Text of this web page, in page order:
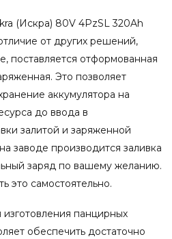
(Искра) 80V 4PzSL 320Ah
от других решений,
поставляется отформованная
Это позволяет
аккумулятора на
до ввода в
залитой и заряженной
заводе производится заливка
заряд по вашему желанию.
это самостоятельно.
панцирных
обеспечить достаточно